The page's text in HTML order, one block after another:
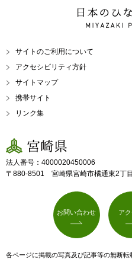
日本のひなた
MIYAZAKI
サイトのご利用について
アクセシビリティ方針
サイトマップ
携帯サイト
リンク集
宮崎県
法人番号：4000020450006
〒880-8501 宮崎県宮崎市橘通東2丁
お問い合わせ ア
各ページに掲載の写真及び記事等の無断転